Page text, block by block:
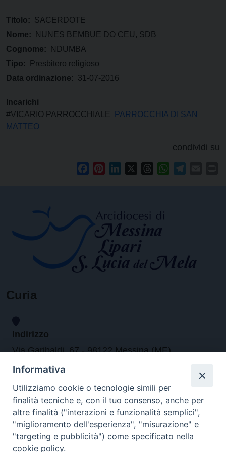
Titolo: SACERDOTE
Nome:
NUNES BEMBUE DO CEU, SDB
Cognome:
NDUMBA
Tipo:
Presbitero religioso
Data ordinazione: 31-07-2016
Incarichi
#VICARIO PARROCCHIALE
PARROCCHIA DI SAN
MATTEO
condividi su
FacebookPinterestLinkedIn ThreadsWhatsApp
Curia
Indirizzo
Via Garibaldi, 67 - 98122 Messina (ME)
Orari
da lunedi al venerdi dalle ore 9.30 alle 12.30
Contatti
Informativa
Utilizziamo cookie o tecnologie simili per
finalità tecniche e, con il tuo consenso, anche per
altre finalità ("interazioni e funzionalità semplici",
"miglioramento dell'esperienza", "misurazione" e
"targeting e pubblicità") come specificato nella
cookie policy.